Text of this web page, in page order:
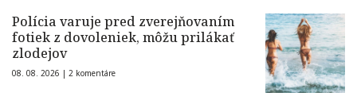
Polícia varuje pred zverejňovaním
fotiek z dovoleniek, môžu prilákať
zlodejov
08. 08. 2026 | 2 komentáre